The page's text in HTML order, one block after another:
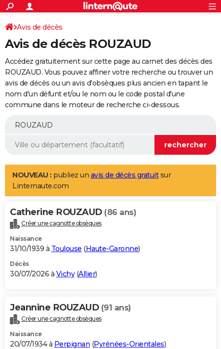
ACTUALITÉS
Politique
Société
Faits Divers
Education
Monde
Villes
+
SPORT
Coupe du monde 2026
Football
Tennis
Cyclisme
Rugby
Forum
Programme TV
TNT
Streaming
Cinéma
Sorties cinéma
Musique
+
FINANCE
Retraite
Epargne
Immobilier
Risques naturels par ville
Banque
Assurance
AUTO
Essais
Réserver un essai
Citadines
Berlines
SUV
Forum auto
+
Mobiles
Meilleur smartphone
Internet
Ordinateurs
Jeux vidéo
Guide high-tech
Aménagement intérieur
LIFESTYLE
Art de vivre
Bien-être
Loisirs
Mode
Modes de vie
Alimentation
Guide de la santé
Maladies
Médicaments
Sommeil
VOYAGE
Destinations
City break
Voyage nature
Voyage de noces
Forum
Climat
+PHOTO
GUIDES D'ACHAT
BONS PLANS
Carte de Noël
Carte Bonne année
Carte Saint-Valentin
Carte Pâques
Carte d'anniversaire
DICTIONNAIRE
Dictionnaire
Biographies
Citations
Expressions
Proverbes
PROGRAMME TV
Avis de décès
Avis de décès ROUZAUD
Accédez gratuitement sur cette page au carnet des décès des
ROUZAUD. Vous pouvez affiner votre recherche ou trouver un
avis de décès ou un avis d'obsèques plus ancien en tapant le
nom d'un défunt et/ou le nom ou le code postal d'une
commune dans le moteur de recherche ci-dessous.
NOUVEAU : publiez un avis de décès gratuitsur
Linternaute.com
Catherine ROUZAUD (86 ans)
Créer une cagnotte obsèques
Naissance
31/10/1939 à Toulouse (Haute-Garonne)
Décès
30/07/2026 à Vichy(Allier)
Jeannine ROUZAUD (91 ans)
Créer une cagnotte obsèques
Naissance
20/07/1934 à Perpignan (Pyrénées-Orientales)